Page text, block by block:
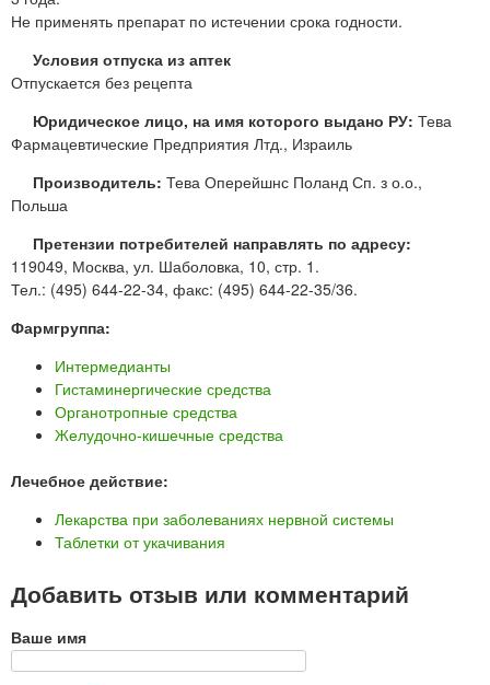
Не применять препарат по истечении срока годности.
Условия отпуска из аптек
Отпускается без рецепта
Юридическое лицо, на имя которого выдано РУ: Тева
Фармацевтические Предприятия Лтд., Израиль
Производитель: Тева Оперейшнс Поланд Сп. з о.о.,
Польша
Претензии потребителей направлять по адресу:
119049, Москва, ул. Шаболовка, 10, стр. 1.
Тел.: (495) 644-22-34, факс: (495) 644-22-35/36.
Фармгруппа:
Интермедианты
Гистаминергические средства
Органотропные средства
Желудочно-кишечные средства
Лечебное действие:
Лекарства при заболеваниях нервной системы
Таблетки от укачивания
Добавить отзыв или комментарий
Ваше имя